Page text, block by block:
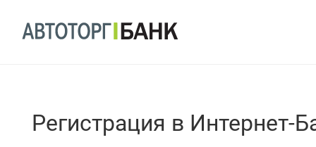
Регистрация в Интернет-